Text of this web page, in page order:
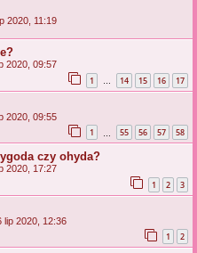
2020, 11:19
2020, 09:57
1 14 15 16 17
2020, 09:55
1 55 56 57 58
czy ohyda?
2020, 17:27
1 2 3
lip 2020, 12:36
1 2